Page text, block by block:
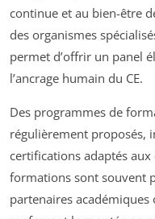
continue et au bien-être
des organismes
permet d’offrir un panel
l’ancrage humain du CE.
Des programmes de
régulièrement proposés,
certifications adaptés
formations sont souvent
partenaires académiques